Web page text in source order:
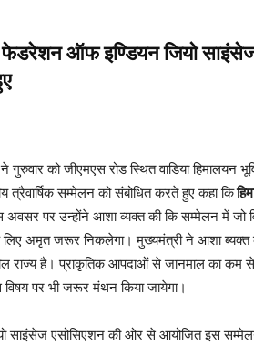
ऑफ इण्डियन जियो साइंसेज
गुरुवार को जीएमएस रोड स्थित वाडिया
सम्मेलन को संबोधित करते हुए कहा कि
अवसर पर उन्होंने आशा व्यक्त की कि सम्मेलन में जो
के लिए अमृत जरूर निकलेगा। मुख्यमंत्री ने आशा
राज्य है। प्राकृतिक आपदाओं से जानमाल का कम से
पर भी जरूर मंथन किया जायेगा।
एसोसिएशन की ओर से आयोजित इस सम्मेलन